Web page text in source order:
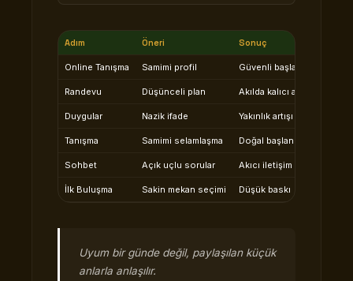
Adım Öneri Sonuç
Online Tanışma Samimi profil Güvenli başlangıç
Randevu Düşünceli plan Akılda kalıcı an
Duygular Nazik ifade Yakınlık artışı
Tanışma Samimi selamlaşma Doğal başlangıç
Sohbet Açık uçlu sorular Akıcı iletişim
İlk Buluşma Sakin mekan seçimi Düşük baskı
Uyum bir günde değil, paylaşılan küçük
anlarla anlaşılır.